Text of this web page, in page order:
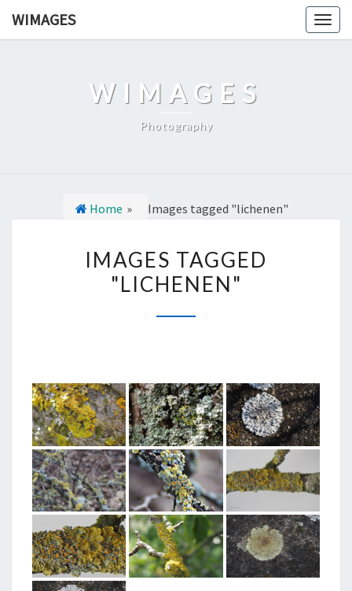
GaWIMAGES
WIMAGES
Photography
Home » Images tagged "lichenen"
M
A
A
G
G
E
D
"
L
I
C
H
IMAGES TAGGED
"LICHENEN"